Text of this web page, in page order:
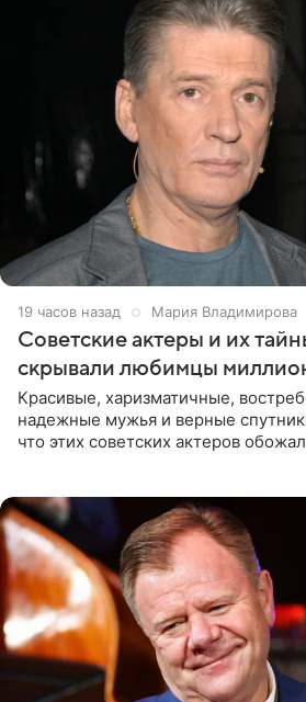
19 часов назад Мария Владимирова
Советские актеры и их
скрывали любимцы
Красивые, харизматичные,
надежные мужья и верные
что этих советских актеров